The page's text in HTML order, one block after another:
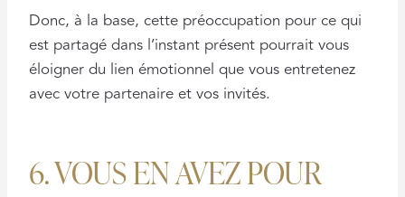
Donc, à la base, cette préoccupation pour ce qui
est partagé dans l’instant présent pourrait vous
éloigner du lien émotionnel que vous entretenez
avec votre partenaire et vos invités.
6. VOUS EN AVEZ POUR